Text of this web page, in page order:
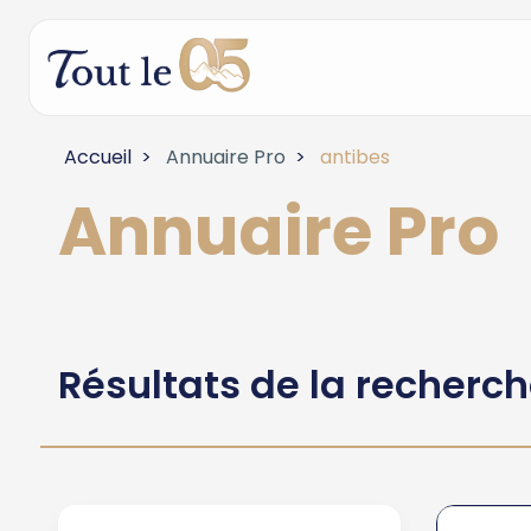
Accueil Annuaire Pro antibes
Annuaire Pro
Résultats de la